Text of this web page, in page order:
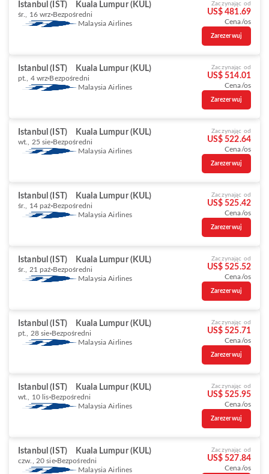
Istanbul (IST) Kuala Lumpur (KUL)
śr., 16 wrz Bezpośredni
Malaysia Airlines
Zaczynając od
US$ 481.69
Cena/os
Zarezerwuj
Istanbul (IST) Kuala Lumpur (KUL)
pt., 4 wrz Bezpośredni
Malaysia Airlines
Zaczynając od
US$ 514.01
Cena/os
Zarezerwuj
Istanbul (IST) Kuala Lumpur (KUL)
wt., 25 sie Bezpośredni
Malaysia Airlines
Zaczynając od
US$ 522.64
Cena/os
Zarezerwuj
Istanbul (IST) Kuala Lumpur (KUL)
śr., 14 paź Bezpośredni
Malaysia Airlines
Zaczynając od
US$ 525.42
Cena/os
Zarezerwuj
Istanbul (IST) Kuala Lumpur (KUL)
śr., 21 paź Bezpośredni
Malaysia Airlines
Zaczynając od
US$ 525.52
Cena/os
Zarezerwuj
Istanbul (IST) Kuala Lumpur (KUL)
pt., 28 sie Bezpośredni
Malaysia Airlines
Zaczynając od
US$ 525.71
Cena/os
Zarezerwuj
Istanbul (IST) Kuala Lumpur (KUL)
wt., 10 lis Bezpośredni
Malaysia Airlines
Zaczynając od
US$ 525.95
Cena/os
Zarezerwuj
Istanbul (IST) Kuala Lumpur (KUL)
czw., 20 sie Bezpośredni
Malaysia Airlines
Zaczynając od
US$ 527.84
Cena/os